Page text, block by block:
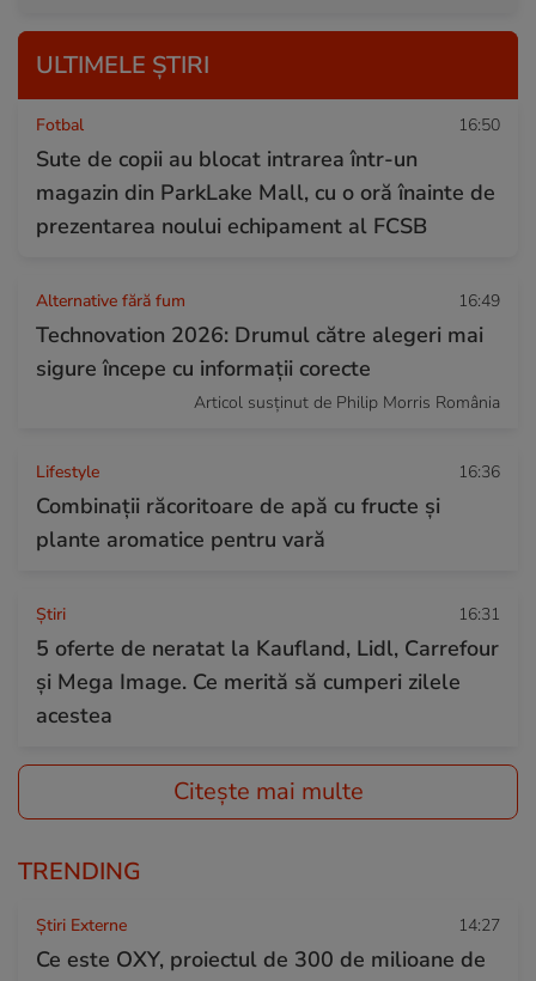
ULTIMELE ȘTIRI
Fotbal 16:50
Sute de copii au blocat intrarea într-un
magazin din ParkLake Mall, cu o oră înainte de
prezentarea noului echipament al FCSB
Alternative fără fum 16:49
Technovation 2026: Drumul către alegeri mai
sigure începe cu informații corecte
Articol susținut de Philip Morris România
Lifestyle 16:36
Combinaţii răcoritoare de apă cu fructe şi
plante aromatice pentru vară
Ştiri 16:31
5 oferte de neratat la Kaufland, Lidl, Carrefour
și Mega Image. Ce merită să cumperi zilele
acestea
Citește mai multe
TRENDING
Știri Externe 14:27
Ce este OXY, proiectul de 300 de milioane de